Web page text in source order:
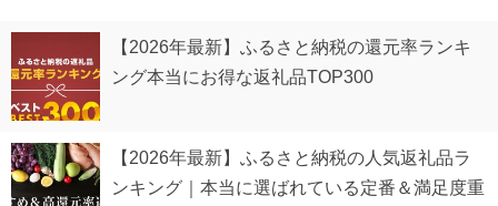
【2026年最新】ふるさと納税の還元率ランキ
ング本当にお得な返礼品TOP300
【2026年最新】ふるさと納税の人気返礼品ラ
ンキング｜本当に選ばれている定番＆満足度重